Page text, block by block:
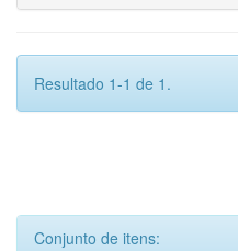
Resultado 1-1 de 1.
Conjunto de itens: